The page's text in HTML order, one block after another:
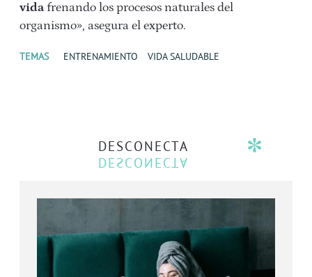
vida frenando los procesos naturales del
organismo», asegura el experto.
TEMAS ENTRENAMIENTO VIDA SALUDABLE
DESCONECTA